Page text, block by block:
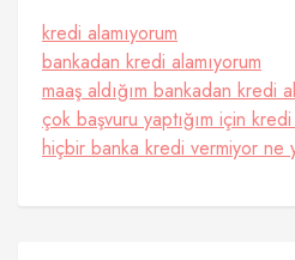
kredi alamıyorum
bankadan kredi alamıyorum
maaş aldığım bankadan kredi
çok başvuru yaptığım için kredi
hiçbir banka kredi vermiyor ne